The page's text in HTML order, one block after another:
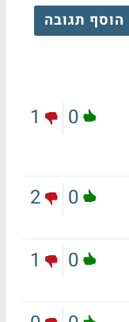
הוסף תגובה
0
1
0
2
0
1